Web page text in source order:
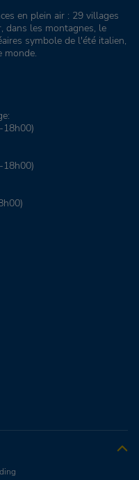
en plein air : 29 villages
dans les montagnes, le
symbole de l'été italien,
monde.
18h00)
18h00)